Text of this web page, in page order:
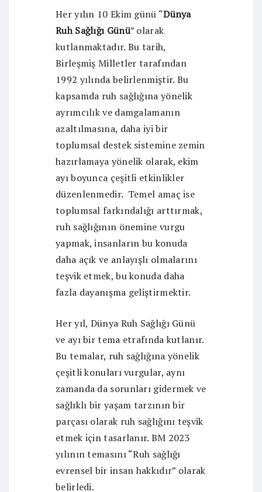
Her yılın 10 Ekim günü “Dünya
Ruh Sağlığı Günü” olarak
kutlanmaktadır. Bu tarih,
Birleşmiş Milletler tarafından
1992 yılında belirlenmiştir. Bu
kapsamda ruh sağlığına yönelik
ayrımcılık ve damgalamanın
azaltılmasına, daha iyi bir
toplumsal destek sistemine zemin
hazırlamaya yönelik olarak, ekim
ayı boyunca çeşitli etkinlikler
düzenlenmedir. Temel amaç ise
toplumsal farkındalığı arttırmak,
ruh sağlığının önemine vurgu
yapmak, insanların bu konuda
daha açık ve anlayışlı olmalarını
teşvik etmek, bu konuda daha
fazla dayanışma geliştirmektir.
Her yıl, Dünya Ruh Sağlığı Günü
ve ayı bir tema etrafında kutlanır.
Bu temalar, ruh sağlığına yönelik
çeşitli konuları vurgular, aynı
zamanda da sorunları gidermek ve
sağlıklı bir yaşam tarzının bir
parçası olarak ruh sağlığını teşvik
etmek için tasarlanır. BM 2023
yılının temasını “Ruh sağlığı
evrensel bir insan hakkıdır” olarak
belirledi.